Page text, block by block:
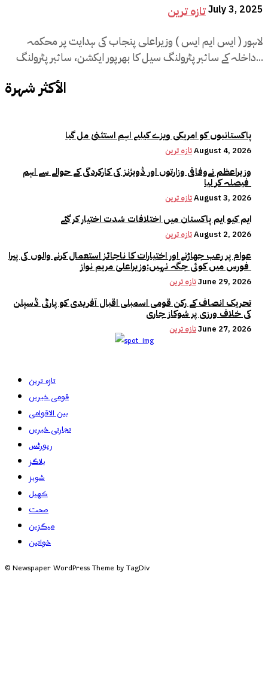
تازہ ترینJuly 3, 2025
لاہور ( ایس ایم ایس ) وزیراعلی پنجاب کی ہدایت پر محکمہ
داخلہ کے سائبر پٹرولنگ سیل کا بھرپور ایکشن، سائبر پٹرولنگ...
الأكثر شهرة
پاکستانیوں کو امریکی ویزے کیلیے اہم استثنیٰ مل گیا
تازہ ترینAugust 4, 2026
وزیراعظم نےوفاقی وزارتوں اور ڈویژنز کی کارکردگی کے حوالے سے اہم
تازہ ترینAugust 3, 2026
ایم کیو ایم پاکستان میں اختلافات شدت اختیار کر گئے
تازہ ترینAugust 2, 2026
عوام پر رعب جھاڑنے اور اختیارات کا ناجائز استعمال کرنے والوں کی پیرا
تازہ ترینJune 29, 2026
تحریک انصاف کے رکن قومی اسمبلی اقبال آفریدی کو پارٹی ڈسپلن
کی خلاف ورزی پر شوکاز جاری
تازہ ترینJune 27, 2026
تازہ ترین
قومی خبریں
بین الاقوامی
تجارتی خبریں
رپورٹس
بلاگز
شوبز
کھیل
صحت
میگزین
خواتین
© Newspaper WordPress Theme by TagDiv